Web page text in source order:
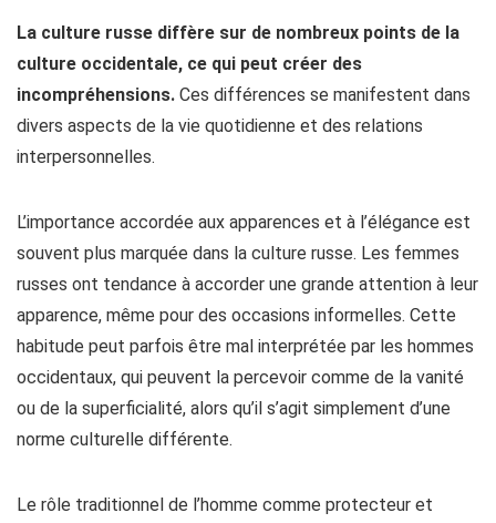
La culture russe diffère sur de nombreux points de la
culture occidentale, ce qui peut créer des
incompréhensions. Ces différences se manifestent dans
divers aspects de la vie quotidienne et des relations
interpersonnelles.
L’importance accordée aux apparences et à l’élégance est
souvent plus marquée dans la culture russe. Les femmes
russes ont tendance à accorder une grande attention à leur
apparence, même pour des occasions informelles. Cette
habitude peut parfois être mal interprétée par les hommes
occidentaux, qui peuvent la percevoir comme de la vanité
ou de la superficialité, alors qu’il s’agit simplement d’une
norme culturelle différente.
Le rôle traditionnel de l’homme comme protecteur et